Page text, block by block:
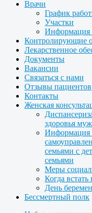
Врачи
График
Участки
Информация
Контролирующие
Лекарственное
Документы
Вакансии
Связаться с нами
Отзывы пациентов
Контакты
Женская
здоровья
Информация
семьями с
семьями
Меры
Когда
День
Бессмертный полк